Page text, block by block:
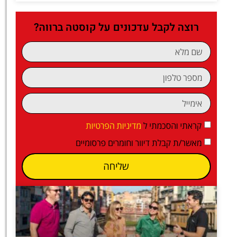
רוצה לקבל עדכונים על קוסטה ברווה?
קראתי והסכמתי ל מדיניות הפרטיות
מאשר/ת קבלת דיוור וחומרים פרסומיים
שליחה